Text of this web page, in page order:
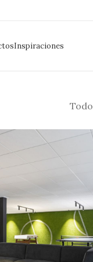
Inspiraciones
Todo